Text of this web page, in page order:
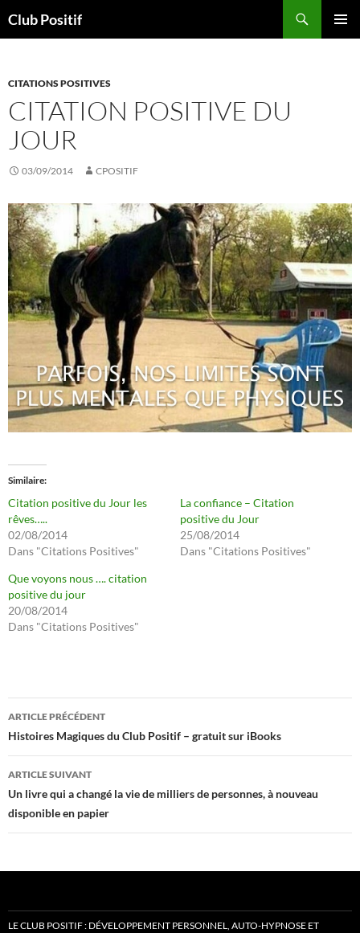
auClub Positif
CITATIONS POSITIVES
CITATION POSITIVE DU
JOUR
03/09/2014 CPOSITIF
Similaire
Citation positive du Jour les
rêves…..
02/08/2014
Dans "Citations Positives"
La confiance – Citation
positive du Jour
25/08/2014
Dans "Citations Positives"
Que voyons nous …. citation
positive du jour
20/08/2014
Dans "Citations Positives"
Navigation
des
articles
ARTICLE PRÉCÉDENT
Histoires Magiques du Club Positif – gratuit sur iBooks
ARTICLE SUIVANT
Un livre qui a changé la vie de milliers de personnes, à nouveau
disponible en papier
LE CLUB POSITIF : DÉVELOPPEMENT PERSONNEL, AUTO-HYPNOSE ET